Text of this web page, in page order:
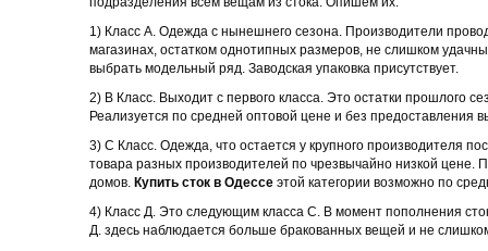
1) Класс А. Одежда с нынешнего сезона. Производители
магазинах, остатком однотипных размеров, не слишком
выбрать модельный ряд. Заводская упаковка присутствует.
2) В Класс. Выходит с первого класса. Это остатки прошлого
Реализуется по средней оптовой цене и без предоставления
3) С Класс. Одежда, что остается у крупного производителя
товара разных производителей по чрезвычайно низкой цене.
домов. Купить сток в Одессе этой категории возможно по
4) Класс Д. Это следующим класса С. В момент пополнения
Д. здесь наблюдается больше бракованных вещей и не